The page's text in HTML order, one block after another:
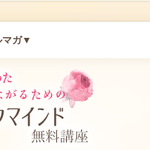
マガ▼